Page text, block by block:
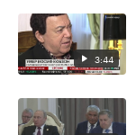
3:44